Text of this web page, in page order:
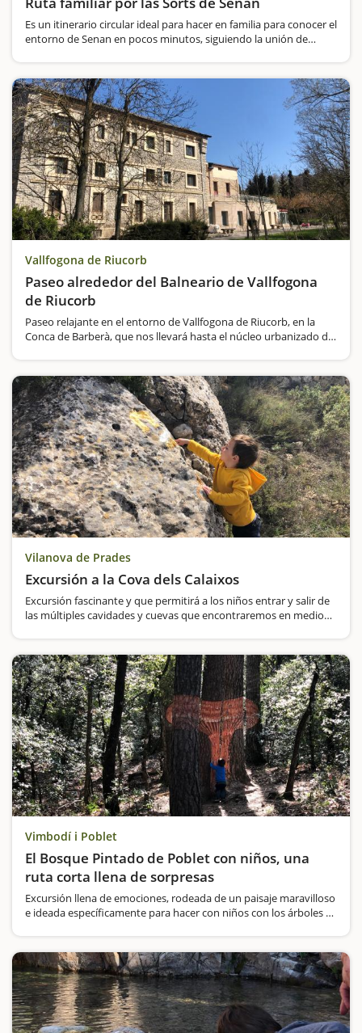
Es un itinerario circular ideal para hacer en familia para conocer el
entorno de Senan en pocos minutos, siguiendo la unión de
Vallfogona de Riucorb
Paseo alrededor del Balneario de Vallfogona
de Riucorb
Paseo relajante en el entorno de Vallfogona de Riucorb, en la
Conca de Barberà, que nos llevará hasta el núcleo urbanizado de
termales…
Vilanova de Prades
Excursión a la Cova dels Calaixos
Excursión fascinante y que permitirá a los niños entrar y salir de
las múltiples cavidades y cuevas que encontraremos en medio
Vimbodí i Poblet
El Bosque Pintado de Poblet con niños, una
ruta corta llena de sorpresas
Excursión llena de emociones, rodeada de un paisaje maravilloso
e ideada específicamente para hacer con niños con los árboles y